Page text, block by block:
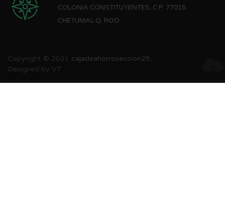
COLONIA CONSTITUYENTES. C.P. 77015.
CHETUMAL Q. ROO.
Copyright © 2021 cajadeahorroseccion25,
Designed by VT